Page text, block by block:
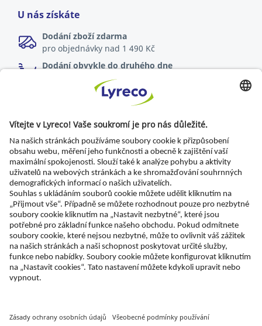
U nás získáte
Dodání zboží zdarma
pro objednávky nad 1 490 Kč
Dodání obvykle do druhého dne
online objednávky zadané do 17:00
Možnost vrácení zboží
Specialista pro každé pracoviště
Nejnovější zprávy a rady odborníků
Objevte Lyreco řešení pro ekologičtější pracoviště
© Lyreco 2026 | Dodáváme výhradně firmám a
podnikatelům. Všechny ceny jsou uvedeny bez DPH.
Právo spotřebitele na odstoupení od smlouvy se
neuplatňuje.
obchodní podmínky
Dokumenty ke stažení|Prohlášení o digitální